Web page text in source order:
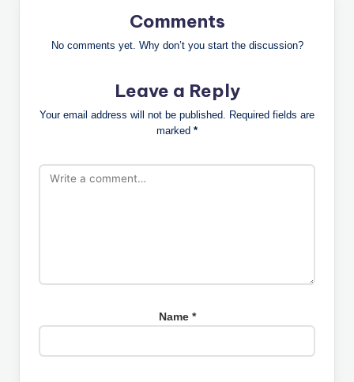
Comments
No comments yet. Why don’t you start the discussion?
Leave a Reply
Your email address will not be published. Required fields are
marked *
Name *